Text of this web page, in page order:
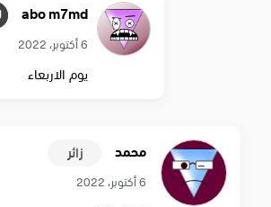
abo m7md
6 أكتوبر، 2022
يوم الاربعاء
محمد زائر
6 أكتوبر، 2022